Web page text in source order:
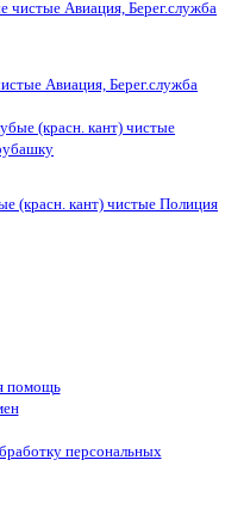
Авиация, Берег.служба
(красн. кант) чистые Полиция
помощь
персональных